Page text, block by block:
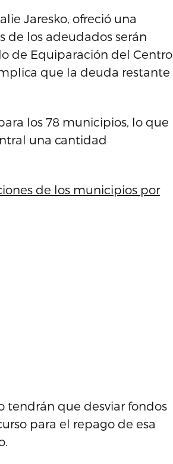
Jaresko, ofreció una
de los adeudados serán
de Equiparación del Centro
que la deuda restante
los 78 municipios, lo que
una cantidad
de los municipios por
tendrán que desviar fondos
para el repago de esa